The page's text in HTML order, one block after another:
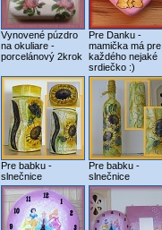
Vynovené púzdro
na okuliare -
porcelánový 2krok
Pre Danku -
mamička má pre
každého nejaké
srdiečko :)
Pre babku -
slnečnice
Pre babku -
slnečnice